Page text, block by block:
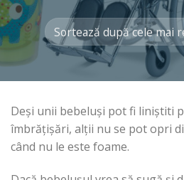
Deși unii bebeluși pot fi liniștiti
îmbrățișări, alții nu se pot opri
când nu le este foame.